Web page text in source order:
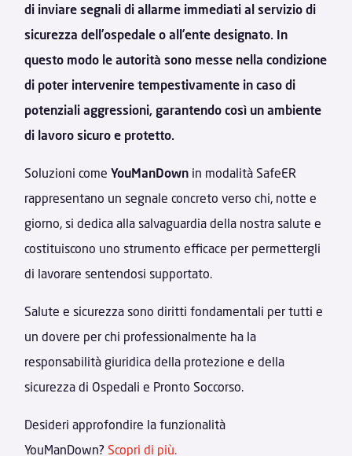
di inviare segnali di allarme immediati al servizio di
sicurezza dell’ospedale o all’ente designato. In
questo modo le autorità sono messe nella condizione
di poter intervenire tempestivamente in caso di
potenziali aggressioni, garantendo così un ambiente
di lavoro sicuro e protetto.
Soluzioni come YouManDown in modalità SafeER
rappresentano un segnale concreto verso chi, notte e
giorno, si dedica alla salvaguardia della nostra salute e
costituiscono uno strumento efficace per permettergli
di lavorare sentendosi supportato.
Salute e sicurezza sono diritti fondamentali per tutti e
un dovere per chi professionalmente ha la
responsabilità giuridica della protezione e della
sicurezza di Ospedali e Pronto Soccorso.
Desideri approfondire la funzionalità
YouManDown?Scopri di più.